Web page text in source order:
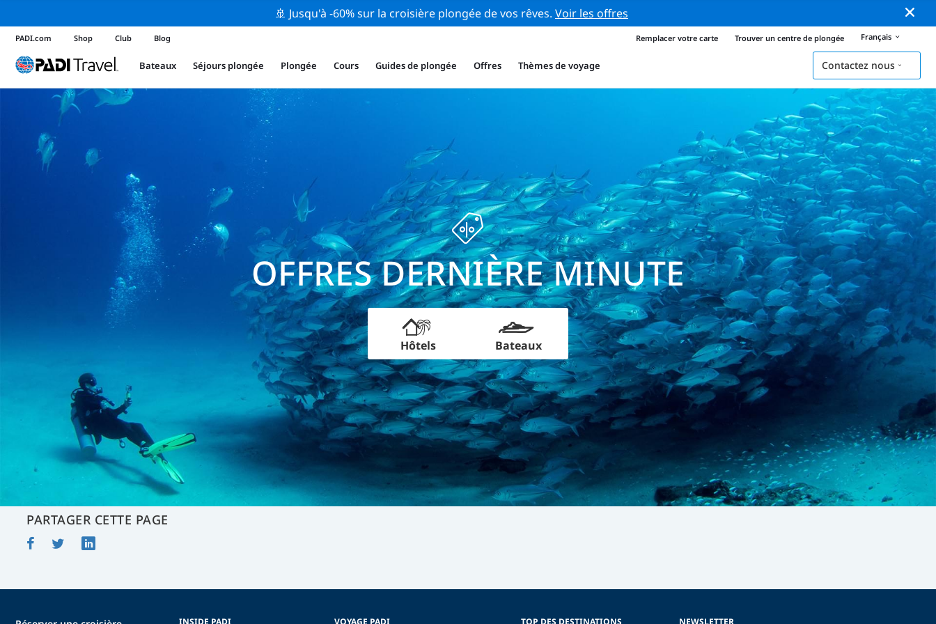
🚢 Jusqu'à -60% sur la croisière plongée de vos rêves. Voir les offres
PADI.com Shop Club Blog Remplacer votre carte Trouver un centre de plongée Français
Bateaux Séjours plongée Plongée Cours Guides de plongée Offres Thèmes de voyage Contactez nous
OFFRES DERNIÈRE MINUTE
Hôtels Bateaux
PARTAGER CETTE PAGE